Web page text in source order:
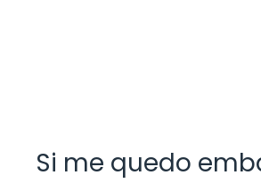
Si me quedo